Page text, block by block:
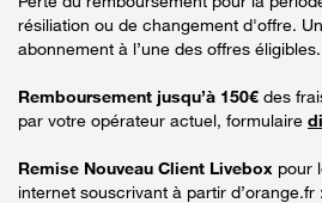
résiliation ou de changement d'offre.
abonnement à l’une des offres éligibles.
Remboursement jusqu’à 150€ des
par votre opérateur actuel, formulaire
Remise Nouveau Client Livebox pour
internet souscrivant à partir d’orange.fr :